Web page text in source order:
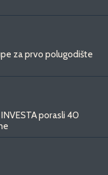
za prvo polugodište
porasli 40